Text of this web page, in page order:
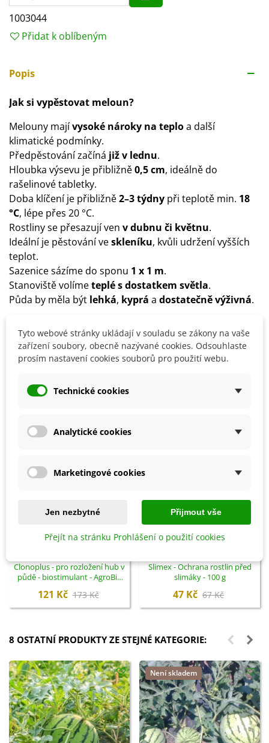
1003044
Přidat k oblíbeným
Popis
Jak si vypěstovat meloun?
Melouny majívysoké nároky na teploa další
klimatické podmínky.
Předpěstování začíná již v lednu.
Hloubka výsevu je přibližně0,5 cm, ideálně do
rašelinové tabletky.
Doba klíčení je přibližně2–3 týdny při teplotě min. 18
°C, lépe přes 20 °C.
Rostliny se přesazují ven v dubnu či květnu.
Ideální je pěstování veskleníku, kvůli udržení vyšších
teplot.
Sazenice sázíme do sponu 1 x 1 m.
Stanoviště volímeteplé s dostatkem světla.
Půda by měla být lehká, kyprá a dostatečně výživná.
Detaily produktu
Clonoplus - pro rozložení hub v
půdě - biostimulant - AgroBio
121 Kč 173 Kč
Slimex - Ochrana rostlin před
slimáky - 100 g
47 Kč 67 Kč
8 OSTATNÍ PRODUKTY ZE STEJNÉ KATEGORIE:
Není skladem
Tyto webové stránky ukládají v souladu se zákony na vaše
zařízení soubory, obecně nazývané cookies. Odsouhlaste
prosím nastavení cookies souborů pro použití webu.
Technické cookies
Analytické cookies
Marketingové cookies
Jen nezbytné Přijmout vše
Přejít na stránku Prohlášení o použití cookies